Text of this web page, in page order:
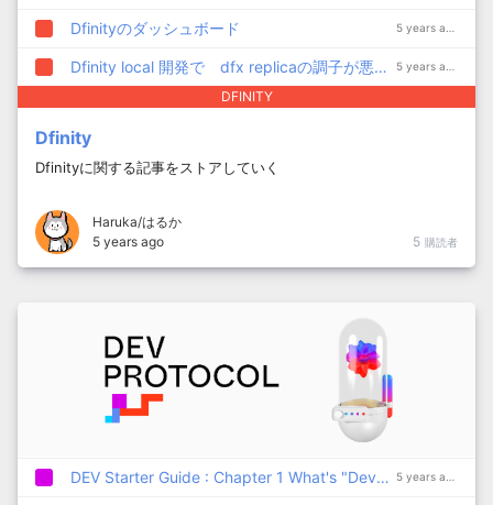
Dfinityのダッシュボード
Dfinity local 開発で dfx replicaの調子が悪いときに対処
DFINITY
Dfinity
Dfinityに関する記事をストアしていく
Haruka/はるか
5 years ago
5 購読者
DEV Starter Guide : Chapter 1 What's "Dev Protocol"?